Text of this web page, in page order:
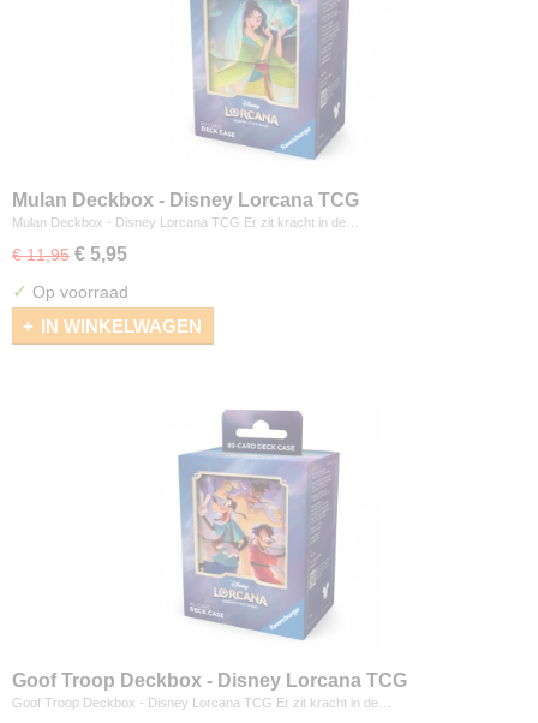
Mulan Deckbox - Disney Lorcana TCG
Mulan Deckbox - Disney Lorcana TCG Er zit kracht in de…
€ 11,95 € 5,95
✓ Op voorraad
IN WINKELWAGEN
Goof Troop Deckbox - Disney Lorcana TCG
Goof Troop Deckbox - Disney Lorcana TCG Er zit kracht in de…